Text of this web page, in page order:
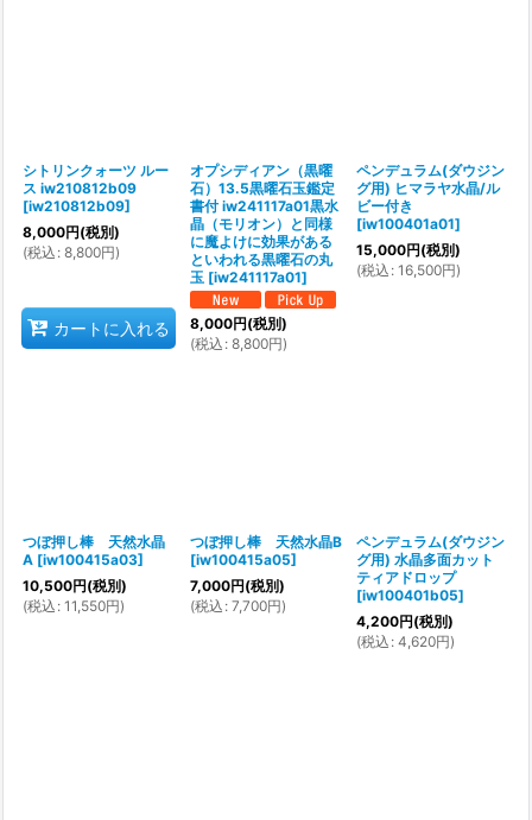
シトリンクォーツ ルー
ス iw210812b09
[iw210812b09]
8,000円(税別)
(税込 : 8,800円)
カートに入れる
オプシディアン（黒曜
石）13.5黒曜石玉鑑定
書付 iw241117a01黒水
晶（モリオン）と同様
に魔よけに効果がある
といわれる黒曜石の丸
玉 [iw241117a01]
8,000円(税別)
(税込 : 8,800円)
ペンデュラム(ダウジン
グ用) ヒマラヤ水晶/ル
ビー付き
[iw100401a01]
15,000円(税別)
(税込 : 16,500円)
つぼ押し棒 天然水晶
A [iw100415a03]
10,500円(税別)
(税込 : 11,550円)
つぼ押し棒 天然水晶B
[iw100415a05]
7,000円(税別)
(税込 : 7,700円)
ペンデュラム(ダウジン
グ用) 水晶多面カット
ティアドロップ
[iw100401b05]
4,200円(税別)
(税込 : 4,620円)